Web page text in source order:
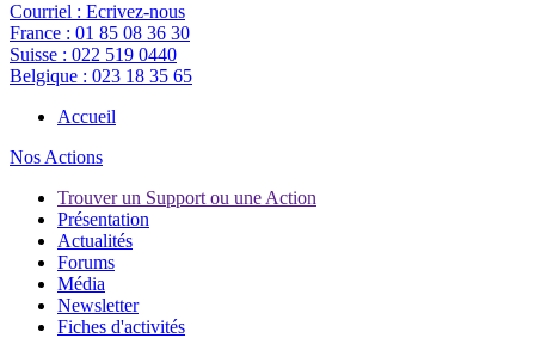
Courriel : Ecrivez-nous
France : 01 85 08 36 30
Suisse : 022 519 0440
Belgique : 023 18 35 65
Accueil
Nos Actions
Trouver un Support ou une Action
Présentation
Actualités
Forums
Média
Newsletter
Fiches d'activités